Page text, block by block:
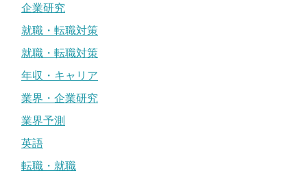
企業研究
就職・転職対策
就職・転職対策
年収・キャリア
業界・企業研究
業界予測
英語
転職・就職